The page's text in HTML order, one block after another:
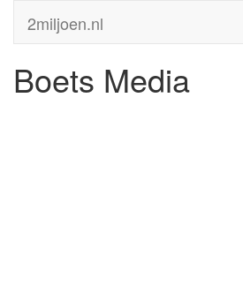
2miljoen.nl
Boets Media